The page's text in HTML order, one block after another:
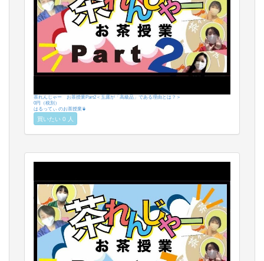
茶れんじゃー お茶授業Part2＜玉露が「高級品」である理由とは？＞
0円（税別）
はるってぃ のお茶授業🍵
買いたい 0 人